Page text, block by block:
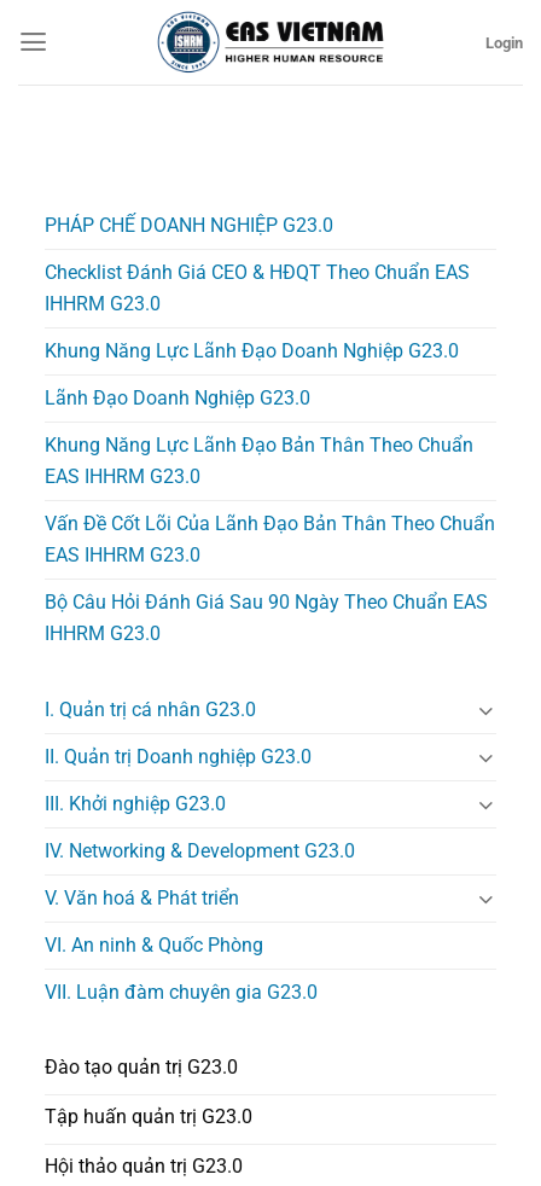
qua
Login
PHÁP CHẾ DOANH NGHIỆP G23.0
Checklist Đánh Giá CEO & HĐQT Theo Chuẩn EAS
IHHRM G23.0
Khung Năng Lực Lãnh Đạo Doanh Nghiệp G23.0
Lãnh Đạo Doanh Nghiệp G23.0
Khung Năng Lực Lãnh Đạo Bản Thân Theo Chuẩn
EAS IHHRM G23.0
Vấn Đề Cốt Lõi Của Lãnh Đạo Bản Thân Theo Chuẩn
EAS IHHRM G23.0
Bộ Câu Hỏi Đánh Giá Sau 90 Ngày Theo Chuẩn EAS
IHHRM G23.0
I. Quản trị cá nhân G23.0
II. Quản trị Doanh nghiệp G23.0
III. Khởi nghiệp G23.0
IV. Networking & Development G23.0
V. Văn hoá & Phát triển
VI. An ninh & Quốc Phòng
VII. Luận đàm chuyên gia G23.0
Đào tạo quản trị G23.0
Tập huấn quản trị G23.0
Hội thảo quản trị G23.0